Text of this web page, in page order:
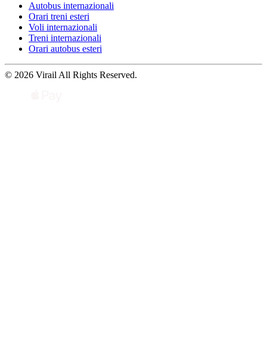
Autobus internazionali
Orari treni esteri
Voli internazionali
Treni internazionali
Orari autobus esteri
© 2026 Virail All Rights Reserved.